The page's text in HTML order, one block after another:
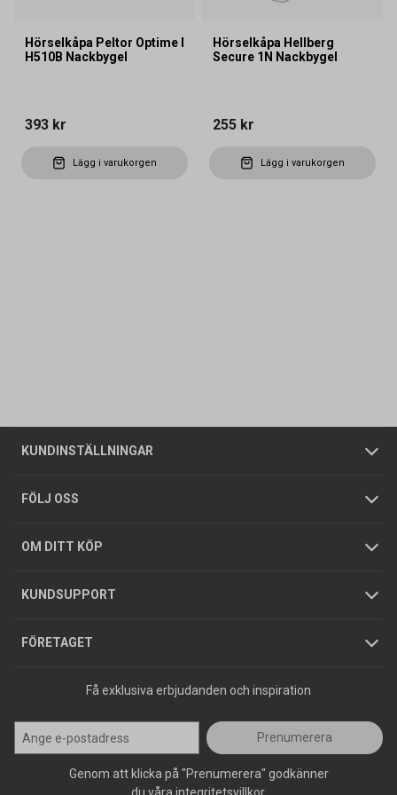
Hörselkåpa Peltor Optime I
H510B Nackbygel
393 kr
Lägg i varukorgen
Hörselkåpa Hellberg
Secure 1N Nackbygel
255 kr
Lägg i varukorgen
KUNDINSTÄLLNINGAR
Företagskund / Privatkund
FÖLJ OSS
OM DITT KÖP
Allmänna försäljningsvillkor
Integritetspolicy
GDPR
KUNDSUPPORT
Butiker
Foldrar och kataloger
Köpguider
Varumärken
FÖRETAGET
Om oss
Tjänster
Hållbarhet
Jobba hos oss
Press
Få exklusiva erbjudanden och inspiration
Prenumerera
Genom att klicka på "Prenumerera" godkänner